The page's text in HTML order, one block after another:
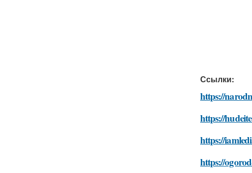
Ссылки:
https://
https://
https://
https://